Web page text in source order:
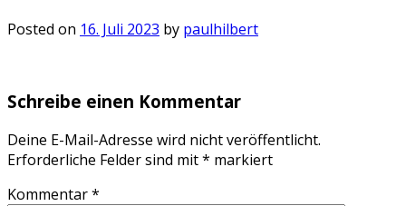
Posted on 16. Juli 2023 by paulhilbert
Schreibe einen Kommentar
Deine E-Mail-Adresse wird nicht veröffentlicht.
Erforderliche Felder sind mit* markiert
Kommentar*